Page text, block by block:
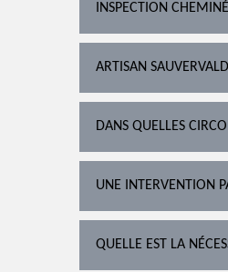
INSPECTION
ARTISAN
DANS QUELLES
UNE INTERVENTION
QUELLE EST LA